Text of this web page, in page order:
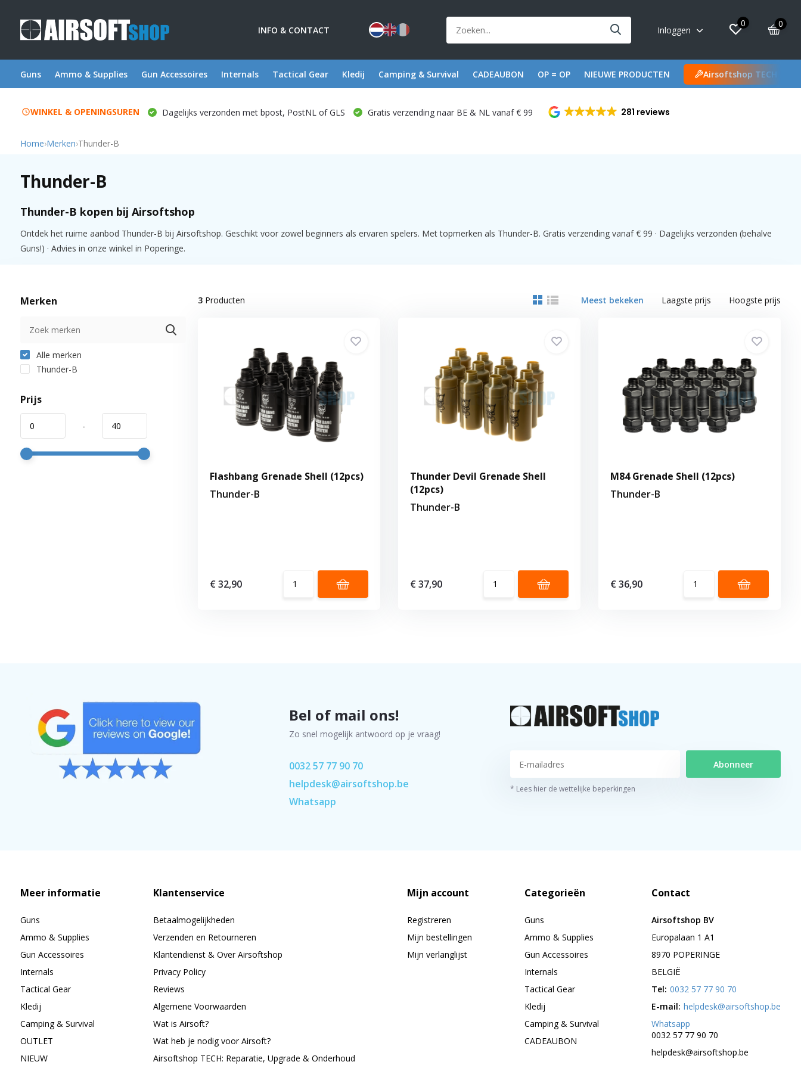
INFO & CONTACT Inloggen
0 0
Guns Ammo & Supplies Gun Accessoires Internals Tactical Gear Kledij Camping & Survival CADEAUBON OP = OP NIEUWE PRODUCTEN Airsoftshop TECH
WINKEL & OPENINGSUREN Dagelijks verzonden met bpost, PostNL of GLS Gratis verzending naar BE & NL vanaf € 99 281 reviews
Home›Merken›Thunder-B
Thunder-B
Thunder-B kopen bij Airsoftshop
Ontdek het ruime aanbod Thunder-B bij Airsoftshop. Geschikt voor zowel beginners als ervaren spelers. Met topmerken als Thunder-B. Gratis verzending vanaf € 99 · Dagelijks verzonden (behalve
Guns!) · Advies in onze winkel in Poperinge.
Merken
Alle merken
Thunder-B
Prijs
-
3Producten Meest bekeken Laagste prijs Hoogste prijs
Flashbang Grenade Shell (12pcs)
Thunder-B
€ 32,90
Thunder Devil Grenade Shell
(12pcs)
Thunder-B
€ 37,90
M84 Grenade Shell (12pcs)
Thunder-B
€ 36,90
Bel of mail ons!
Zo snel mogelijk antwoord op je vraag!
0032 57 77 90 70
helpdesk@airsoftshop.be
Whatsapp
Abonneer
* Lees hier de wettelijke beperkingen
Meer informatie
Guns
Ammo & Supplies
Gun Accessoires
Internals
Tactical Gear
Kledij
Camping & Survival
OUTLET
NIEUW
Klantenservice
Betaalmogelijkheden
Verzenden en Retourneren
Klantendienst & Over Airsoftshop
Privacy Policy
Reviews
Algemene Voorwaarden
Wat is Airsoft?
Wat heb je nodig voor Airsoft?
Airsoftshop TECH: Reparatie, Upgrade & Onderhoud
Mijn account
Registreren
Mijn bestellingen
Mijn verlanglijst
Categorieën
Guns
Ammo & Supplies
Gun Accessoires
Internals
Tactical Gear
Kledij
Camping & Survival
CADEAUBON
Contact
Airsoftshop BV
Europalaan 1 A1
8970 POPERINGE
BELGIË
Tel: 0032 57 77 90 70
E-mail: helpdesk@airsoftshop.be
Whatsapp
0032 57 77 90 70
helpdesk@airsoftshop.be